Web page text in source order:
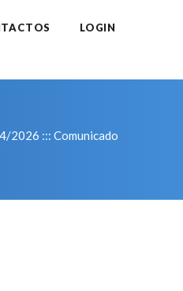
LOGIN
2026 ::: Comunicado